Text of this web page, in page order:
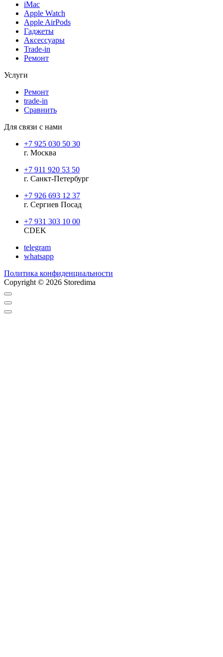
iMac
Apple Watch
Apple AirPods
Гаджеты
Аксессуары
Trade-in
Ремонт
Услуги
Ремонт
trade-in
Сравнить
Для связи с нами
+7 925 030 50 30
г. Москва
+7 911 920 53 50
г. Санкт-Петербург
+7 926 693 12 37
г. Сергиев Посад
+7 931 303 10 00
CDEK
telegram
whatsapp
Политика конфиденциальности
Copyright © 2026 Storedima